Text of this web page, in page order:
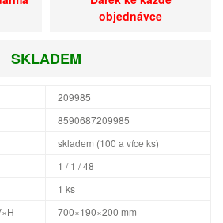
objednávce
SKLADEM
209985
8590687209985
skladem (100 a více ks)
1 / 1 / 48
1 ks
700×190×200 mm